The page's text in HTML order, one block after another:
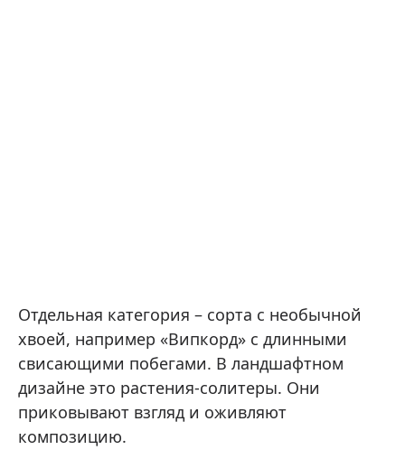
Отдельная категория – сорта с необычной
хвоей, например «Випкорд» с длинными
свисающими побегами. В ландшафтном
дизайне это растения-солитеры. Они
приковывают взгляд и оживляют
композицию.